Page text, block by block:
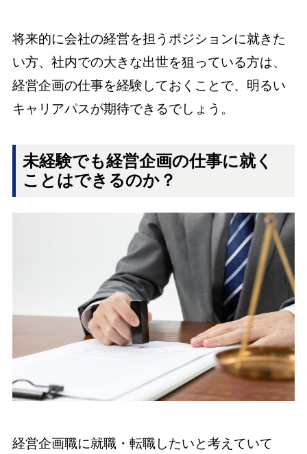
将来的に会社の経営を担うポジションに就きた
い方、社内での大きな出世を狙っている方は、
経営企画の仕事を経験しておくことで、明るい
キャリアパスが期待できるでしょう。
未経験でも経営企画の仕事に就く
ことはできるのか？
経営企画職に就職・転職したいと考えていて